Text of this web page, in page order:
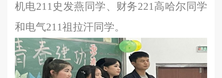
机电211史发燕 同学、财务221高哈尔同学
和电气211祖拉汗同学。